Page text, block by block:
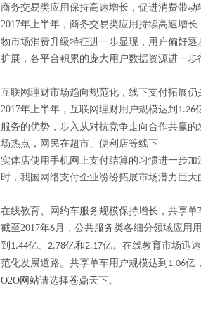
商务交易类应用保持高速增长，促进消费带动
2017年上半年，商务交易类应用持续高速增
物市场消费升级特征进一步显现，用户偏好
扩展，各平台积累的庞大用户数据资源进一步
互联网理财市场趋向规范化，线下支付拓展仍
2017年上半年，互联网理财用户规模达到 1.26
服务的优势，步入从对抗竞争走向合作共赢
场热点，网民在超市、便利店等线下
实体店使用手机网上支付结算的习惯进一步
时，我国网络支付企业纷纷拓展市场潜力巨大
在线教育、网约车服务规模保持增长，共享单
截至2017年6月，公共服务类各细分领域应用
到 1.44亿、 2.78亿和2.17亿。在线教育市场迅
范化发展道路。共享单车用户规模达到 1.06亿
O2O网站请选择苍鼎天下。